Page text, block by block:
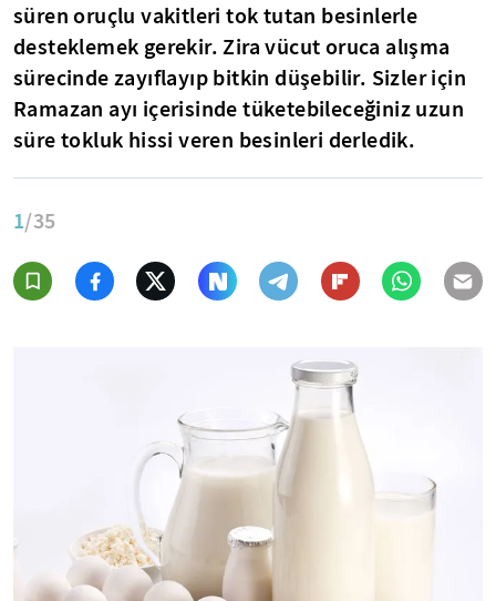
süren oruçlu vakitleri tok tutan besinlerle
desteklemek gerekir. Zira vücut oruca alışma
sürecinde zayıflayıp bitkin düşebilir. Sizler için
Ramazan ayı içerisinde tüketebileceğiniz uzun
süre tokluk hissi veren besinleri derledik.
1/35